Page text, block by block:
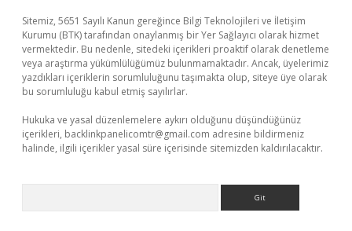
Sitemiz, 5651 Sayılı Kanun gereğince Bilgi Teknolojileri ve İletişim
Kurumu (BTK) tarafından onaylanmış bir Yer Sağlayıcı olarak hizmet
vermektedir. Bu nedenle, sitedeki içerikleri proaktif olarak denetleme
veya araştırma yükümlülüğümüz bulunmamaktadır. Ancak, üyelerimiz
yazdıkları içeriklerin sorumluluğunu taşımakta olup, siteye üye olarak
bu sorumluluğu kabul etmiş sayılırlar.
Hukuka ve yasal düzenlemelere aykırı olduğunu düşündüğünüz
içerikleri, backlinkpanelicomtr@gmail.com adresine bildirmeniz
halinde, ilgili içerikler yasal süre içerisinde sitemizden kaldırılacaktır.